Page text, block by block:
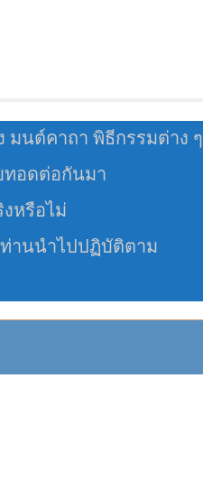
มนต์คาถา พิธีกรรมต่าง ๆ
ทอดต่อกันมา
หรือไม่
ท่านนำไปปฏิบัติตาม